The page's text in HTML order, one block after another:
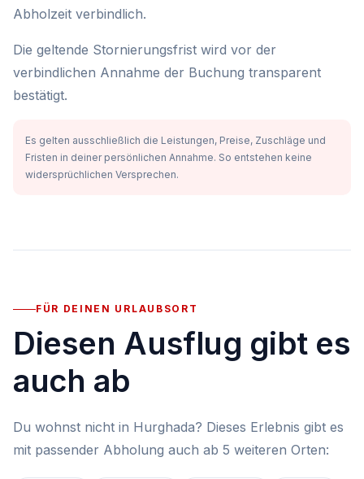
Abholzeit verbindlich.
Die geltende Stornierungsfrist wird vor der
verbindlichen Annahme der Buchung transparent
bestätigt.
Es gelten ausschließlich die Leistungen, Preise, Zuschläge und
Fristen in deiner persönlichen Annahme. So entstehen keine
widersprüchlichen Versprechen.
FÜR DEINEN URLAUBSORT
Diesen Ausflug gibt es
auch ab
Du wohnst nicht in Hurghada? Dieses Erlebnis gibt es
mit passender Abholung auch ab 5 weiteren Orten: